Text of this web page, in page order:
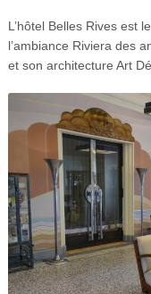
L’hôtel Belles Rives est
l’ambiance Riviera des
et son architecture Art